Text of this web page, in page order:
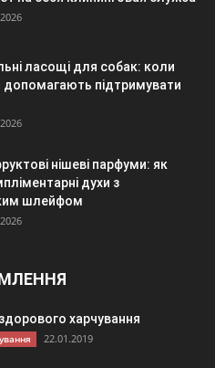
ласощі для собак: коли
підтримувати
нішеві парфуми: як
духи з
шлейфом
харчування
22.01.2019